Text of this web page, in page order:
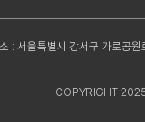
: 서울특별시 강서구 가로공
COPYRIGHT